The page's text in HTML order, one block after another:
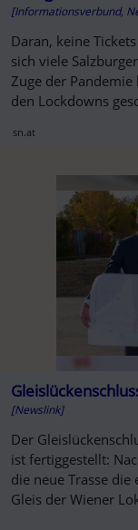
[Informationsverbund,
Daran, keine
sich viele
Zuge der
den Lockdowns
sn.at
[Newslink]
Der
ist fertiggestellt:
die neue Trasse
Gleis der Wiener